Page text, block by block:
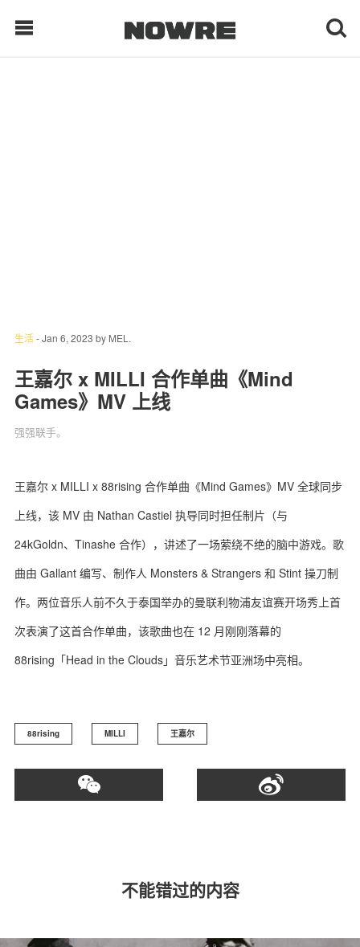
生活-Jan 6, 2023 by MEL.
王嘉尔 x MILLI 合作单曲《Mind
Games》MV 上线
强强联手。
王嘉尔 x MILLI x 88rising 合作单曲《Mind Games》MV 全球同步
上线，该 MV 由 Nathan Castiel 执导同时担任制片（与
24kGoldn、Tinashe 合作），讲述了一场萦绕不绝的脑中游戏。歌
曲由 Gallant 编写、制作人 Monsters & Strangers 和 Stint 操刀制
作。两位音乐人前不久于泰国举办的曼联利物浦友谊赛开场秀上首
次表演了这首合作单曲，该歌曲也在 12 月刚刚落幕的
88rising「Head in the Clouds」音乐艺术节亚洲场中亮相。
88rising MILLI 王嘉尔
不能错过的内容